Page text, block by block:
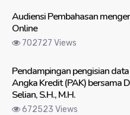
Audiensi Pembahasan
Online
702727 Views
Pendampingan pengisian
Angka Kredit (PAK) bersama
Selian, S.H., M.H.
672523 Views